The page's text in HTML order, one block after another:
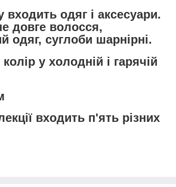
входить одяг і аксесуари.
довге волосся,
одяг, суглоби шарнірні.
у холодній і гарячій
входить п'ять різних